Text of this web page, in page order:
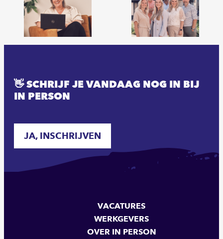
👋 SCHRIJF JE VANDAAG NOG IN BIJ
IN PERSON
JA, INSCHRIJVEN
VACATURES
WERKGEVERS
OVER IN PERSON